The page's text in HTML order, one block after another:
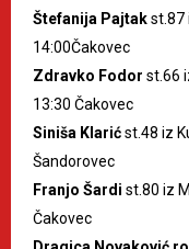
Štefanija Pajtakst.87
14:00Čakovec
Zdravko Fodor st.66
13:30 Čakovec
Siniša Klarićst.48 iz
Šandorovec
Franjo Šardi st.80 iz
Čakovec